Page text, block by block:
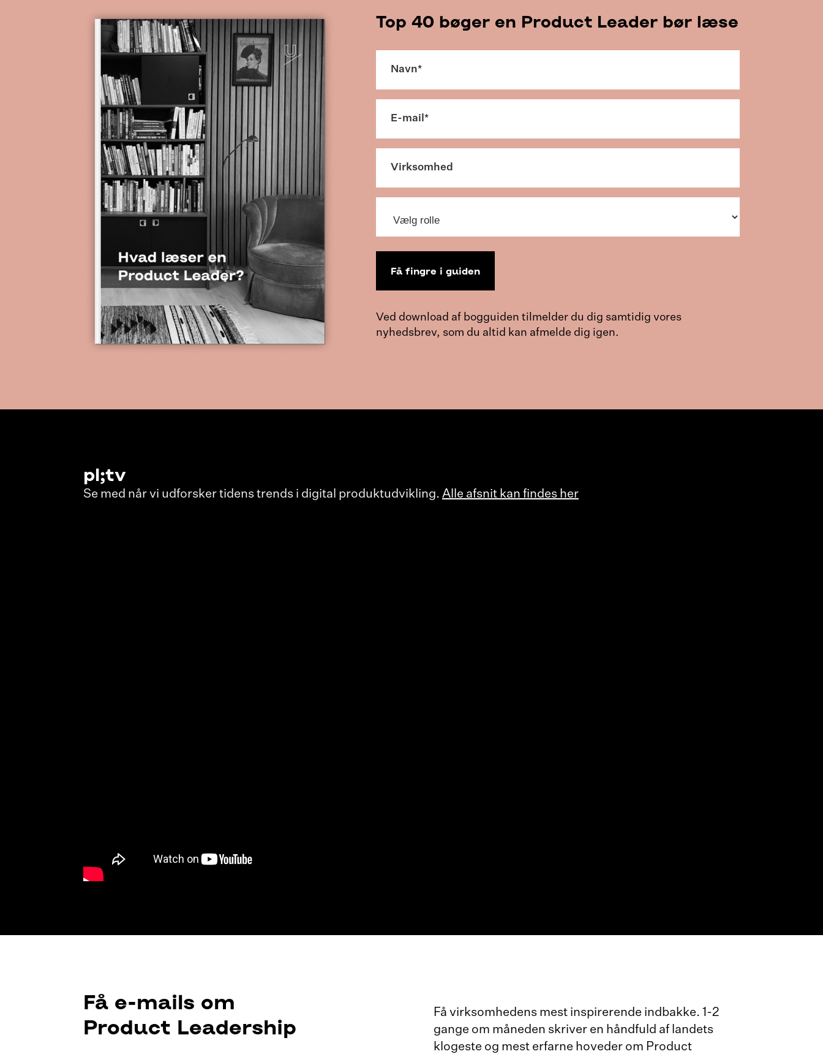
Top 40 bøger en Product Leader bør læse
Ved download af bogguiden tilmelder du dig samtidig vores
nyhedsbrev, som du altid kan afmelde dig igen.
pl;tv
Se med når vi udforsker tidens trends i digital produktudvikling. Alle afsnit kan findes her
Få e-mails om
Product Leadership
Få virksomhedens mest inspirerende indbakke. 1-2
gange om måneden skriver en håndfuld af landets
klogeste og mest erfarne hoveder om Product